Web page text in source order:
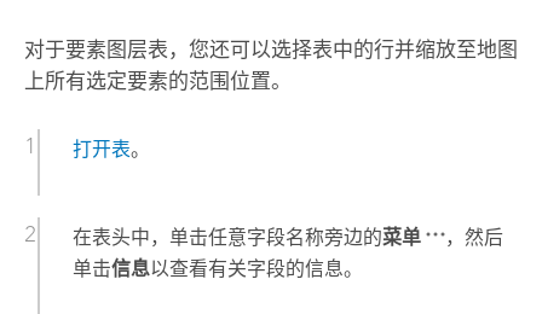
对于要素图层表，您还可以选择表中的行并缩放至地图
上所有选定要素的范围位置。
打开表。
在表头中，单击任意字段名称旁边的菜单
，然后
单击信息以查看有关字段的信息。